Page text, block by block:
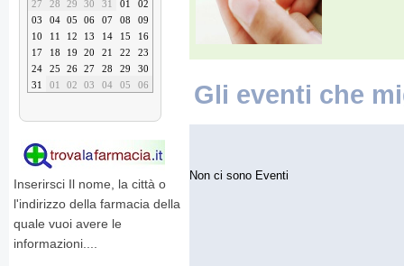
27
28 29 30 31 01
02
03
04 05 06 07 08
09
10
11 12 13 14 15
16
17
18 19 20 21 22
23
24
25 26 27 28 29
30
31
01 02 03 04 05 06
Inserirsci Il nome, la città o
l'indirizzo della farmacia della
quale vuoi avere le
informazioni....
Gli eventi che
Non ci sono Eventi